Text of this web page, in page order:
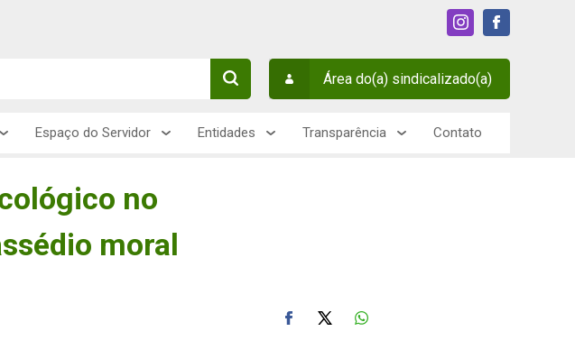
Área do(a) sindicalizado(a)
Espaço do Servidor Entidades Transparência Contato
no
moral